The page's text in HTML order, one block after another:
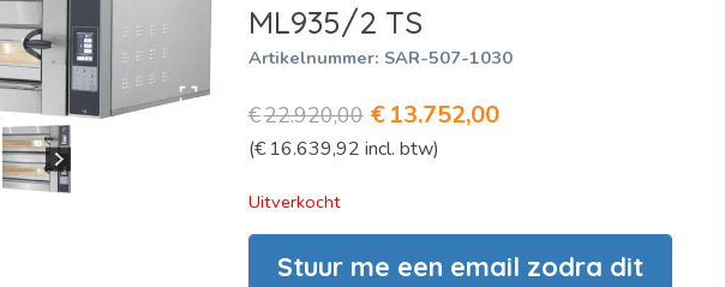
ML935/2 TS
Artikelnummer: SAR-507-1030
€22.920,00 Oorspronkelijke
prijs
€22.920,00.
€ 13.752,00Huidige
€13.752,00.
(€ 16.639,92 incl. btw)
Uitverkocht
Stuur me een email zodra dit